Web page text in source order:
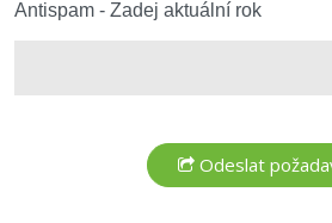
Antispam - Zadej aktuální rok